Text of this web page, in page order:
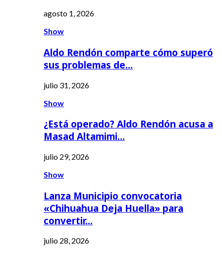
agosto 1, 2026
Show
Aldo Rendón comparte cómo superó
sus problemas de…
julio 31, 2026
Show
¿Está operado? Aldo Rendón acusa a
Masad Altamimi…
julio 29, 2026
Show
Lanza Municipio convocatoria
«Chihuahua Deja Huella» para
convertir…
julio 28, 2026